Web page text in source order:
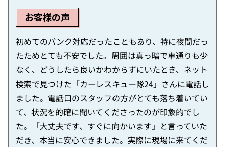
お客様の声
初めてのパンク対応だったこともあり、特に夜間だっ
たためとても不安でした。周囲は真っ暗で車通りも少
なく、どうしたら良いかわからずにいたとき、ネット
検索で見つけた「カーレスキュー隊24」さんに電話し
ました。電話口のスタッフの方がとても落ち着いてい
て、状況を的確に聞いてくださったのが印象的でし
た。「大丈夫です、すぐに向かいます」と言っていた
だき、本当に安心できました。実際に現場に来てくだ